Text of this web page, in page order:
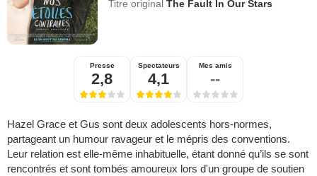
Titre originalThe Fault In Our Stars
Presse
2,8
Spectateurs
4,1
Mes amis
--
Hazel Grace et Gus sont deux adolescents hors-normes,
partageant un humour ravageur et le mépris des conventions.
Leur relation est elle-même inhabituelle, étant donné qu’ils se sont
rencontrés et sont tombés amoureux lors d'un groupe de soutien